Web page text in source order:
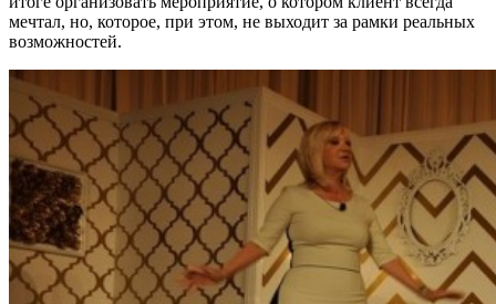
мечтал, но, которое, при этом, не выходит за рамки реальных
возможностей.